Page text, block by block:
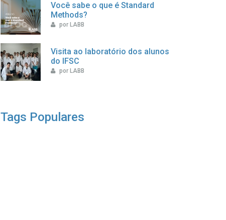
Você sabe o que é Standard
Methods?
por LABB
Visita ao laboratório dos alunos
do IFSC
por LABB
Tags Populares